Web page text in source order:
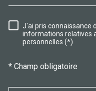
J'ai pris connaissance
informations relatives
personnelles (*)
* Champ obligatoire